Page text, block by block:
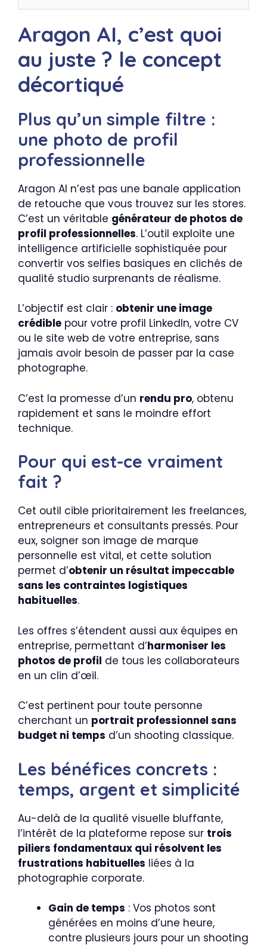
Aragon AI, c’est quoi
au juste ? le concept
décortiqué
Plus qu’un simple filtre :
une photo de profil
professionnelle
Aragon AI n’est pas une banale application
de retouche que vous trouvez sur les stores.
C’est un véritable générateur de photos de
profil professionnelles. L’outil exploite une
intelligence artificielle sophistiquée pour
convertir vos selfies basiques en clichés de
qualité studio surprenants de réalisme.
L’objectif est clair : obtenir une image
crédible pour votre profil LinkedIn, votre CV
ou le site web de votre entreprise, sans
jamais avoir besoin de passer par la case
photographe.
C’est la promesse d’un rendu pro, obtenu
rapidement et sans le moindre effort
technique.
Pour qui est-ce vraiment
fait ?
Cet outil cible prioritairement les freelances,
entrepreneurs et consultants pressés. Pour
eux, soigner son image de marque
personnelle est vital, et cette solution
permet d’obtenir un résultat impeccable
sans les contraintes logistiques
habituelles.
Les offres s’étendent aussi aux équipes en
entreprise, permettant d’harmoniser les
photos de profil de tous les collaborateurs
en un clin d’œil.
C’est pertinent pour toute personne
cherchant un portrait professionnel sans
budget ni temps d’un shooting classique.
Les bénéfices concrets :
temps, argent et simplicité
Au-delà de la qualité visuelle bluffante,
l’intérêt de la plateforme repose sur trois
piliers fondamentaux qui résolvent les
frustrations habituelles liées à la
photographie corporate.
Gain de temps : Vos photos sont
générées en moins d’une heure,
contre plusieurs jours pour un shooting